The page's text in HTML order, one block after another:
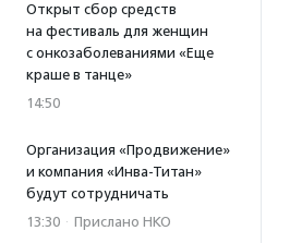
Открыт сбор средств
на фестиваль для женщин
с онкозаболеваниями «Еще
краше в танце»
14:50
Организация «Продвижение»
и компания «Инва-Титан»
будут сотрудничать
13:30 · Прислано НКО